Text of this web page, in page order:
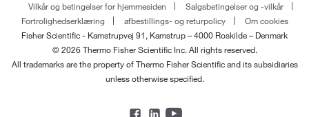
Vilkår og betingelser for hjemmesiden
Salgsbetingelser og -vilkår
Fortrolighedserklæring
afbestillings- og returpolicy
Om cookies
Fisher Scientific - Kamstrupvej 91, Kamstrup – 4000 Roskilde – Denmark
© 2026 Thermo Fisher Scientific Inc. All rights reserved.
All trademarks are the property of Thermo Fisher Scientific and its subsidiaries
unless otherwise specified.